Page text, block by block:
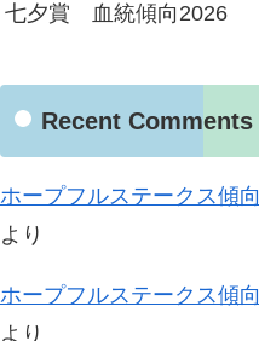
七夕賞 血統傾向2026
Recent Comments
ホープフルステークス傾向
より
ホープフルステークス傾向
より